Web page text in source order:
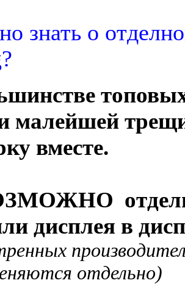
знать о
малейшей
вместе.
дисплея в
отдельно)